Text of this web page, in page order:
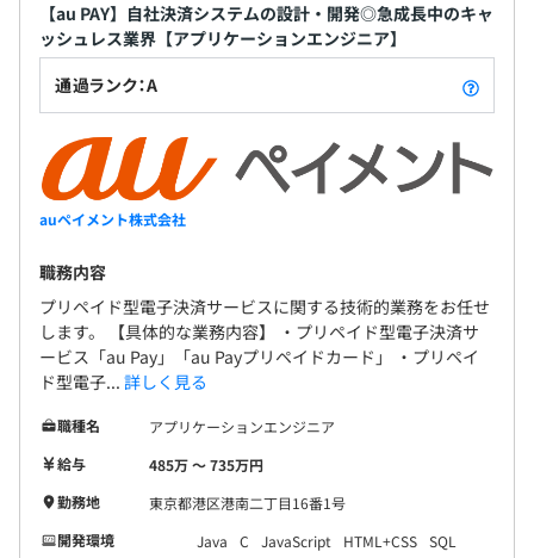
【au PAY】自社決済システムの設計・開発◎急成長中のキャ
ッシュレス業界【アプリケーションエンジニア】
通過ランク：A
auペイメント株式会社
職務内容
プリペイド型電子決済サービスに関する技術的業務をお任せ
します。 【具体的な業務内容】 ・プリペイド型電子決済サ
ービス「au Pay」「au Payプリペイドカード」 ・プリペイ
ド型電子... 詳しく見る
職種名
アプリケーションエンジニア
給与
485万 〜 735万円
勤務地
東京都港区港南二丁目16番1号
開発環境
Java C JavaScript HTML+CSS SQL